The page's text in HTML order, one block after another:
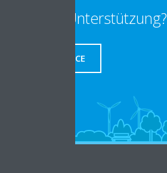
Sie Unterstützung?
SERVICE